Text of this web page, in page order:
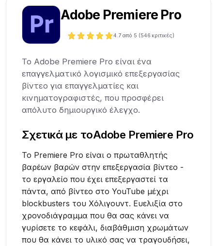
Adobe Premiere Pro
4.7 από 5 (546 κριτικές)
Το Adobe Premiere Pro είναι ένα
επαγγελματικό λογισμικό επεξεργασίας
βίντεο για επαγγελματίες και
κινηματογραφιστές, που προσφέρει
απόλυτο δημιουργικό έλεγχο.
Σχετικά με τοAdobe Premiere Pro
Το Premiere Pro είναι ο πρωταθλητής
βαρέων βαρών στην επεξεργασία βίντεο -
το εργαλείο που έχει επεξεργαστεί τα
πάντα, από βίντεο στο YouTube μέχρι
blockbusters του Χόλιγουντ. Ευελιξία στο
χρονοδιάγραμμα που θα σας κάνει να
γυρίσετε το κεφάλι, διαβάθμιση χρωμάτων
που θα κάνει το υλικό σας να τραγουδήσει,